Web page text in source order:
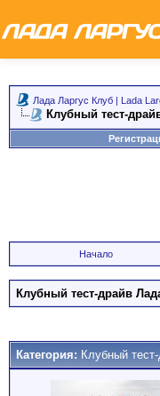
Лада Ларгус Клуб | Lada
Клубный тест-
Начало
Клубный тест-драйв
Категория: Клубный